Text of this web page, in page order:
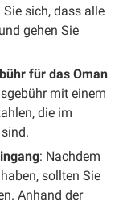
sich, dass alle
gehen Sie
für das Oman
mit einem
die im
: Nachdem
sollten Sie
Anhand der